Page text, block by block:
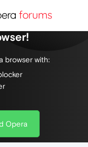
the web, with a
browser with:
Opera